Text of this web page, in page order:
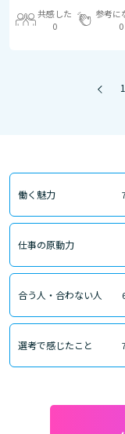
共感した
0
参考に
0
1
働く魅力
仕事の原動力
合う人・合わない人
選考で感じたこと